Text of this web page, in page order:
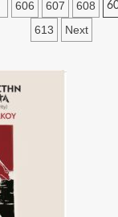
606 607 608
613
Next